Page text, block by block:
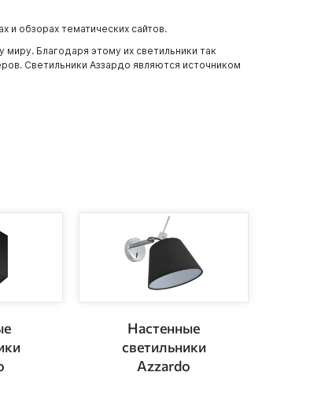
и обзорах тематических сайтов.
Благодаря этому их светильники так
Светильники Аззардо являются источником
Настенные
светильники
Azzardo